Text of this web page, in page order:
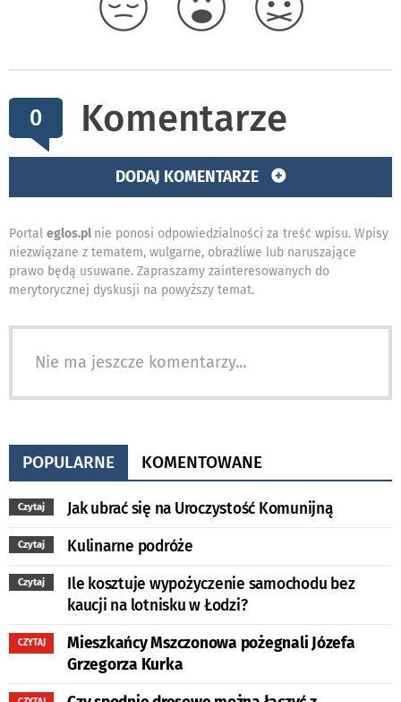
0 Komentarze
DODAJ KOMENTARZE
Portal eglos.pl nie ponosi odpowiedzialności za treść wpisu. Wpisy
niezwiązane z tematem, wulgarne, obraźliwe lub naruszające
prawo będą usuwane. Zapraszamy zainteresowanych do
merytorycznej dyskusji na powyższy temat.
Nie ma jeszcze komentarzy...
POPULARNE KOMENTOWANE
Czytaj Jak ubrać się na Uroczystość Komunijną
Czytaj Kulinarne podróże
Czytaj
Ile kosztuje wypożyczenie samochodu bez
kaucji na lotnisku w Łodzi?
CZYTAJ
Mieszkańcy Mszczonowa pożegnali Józefa
Grzegorza Kurka